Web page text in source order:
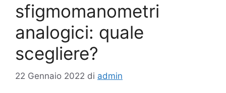
sfigmomanometri
analogici: quale
scegliere?
22 Gennaio 2022 di admin